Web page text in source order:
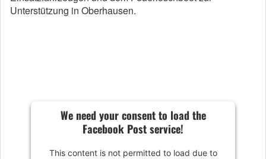
Unterstützung in Oberhausen.
We need your consent to load the
Facebook Post service!
This content is not permitted to load due to